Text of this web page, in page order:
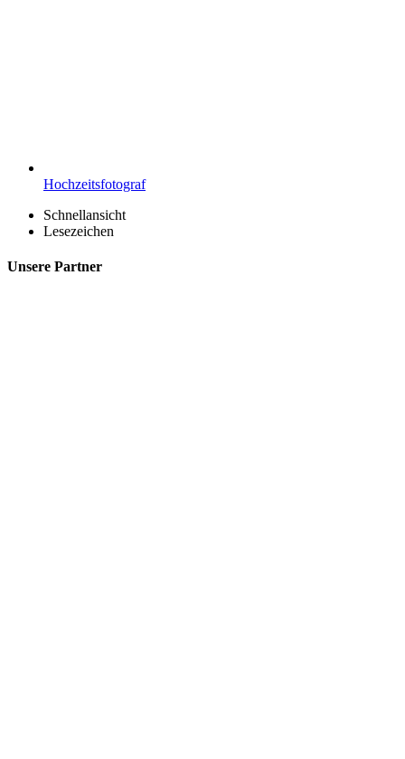
Hochzeitsfotograf
Schnellansicht
Lesezeichen
Unsere Partner